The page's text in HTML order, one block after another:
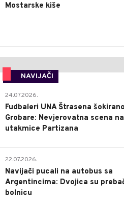
Mostarske kiše
NAVIJAČI
24.07.2026.
Fudbaleri UNA Štrasena
Grobare: Nevjerovatna scena
utakmice Partizana
22.07.2026.
Navijači pucali na autobus sa
Argentincima: Dvojica su
bolnicu